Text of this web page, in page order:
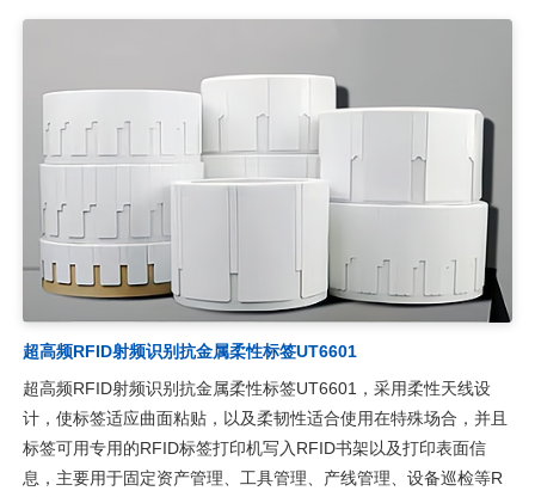
超高频RFID射频识别抗金属柔性标签UT6601
超高频RFID射频识别抗金属柔性标签UT6601，采用柔性天线设
计，使标签适应曲面粘贴，以及柔韧性适合使用在特殊场合，并且
标签可用专用的RFID标签打印机写入RFID书架以及打印表面信
息，主要用于固定资产管理、工具管理、产线管理、设备巡检等R